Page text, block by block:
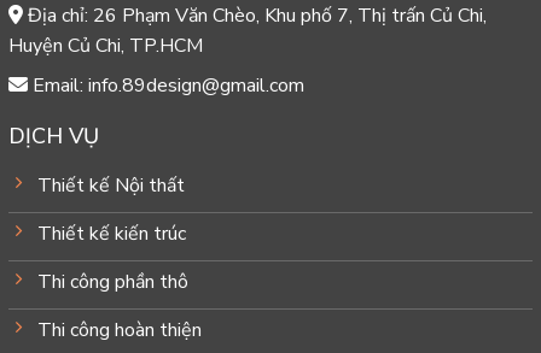
Địa chỉ: 26 Phạm Văn Chèo, Khu phố 7, Thị trấn Củ Chi,
Huyện Củ Chi, TP.HCM
Email: info.89design@gmail.com
DỊCH VỤ
Thiết kế Nội thất
Thiết kế kiến trúc
Thi công phần thô
Thi công hoàn thiện